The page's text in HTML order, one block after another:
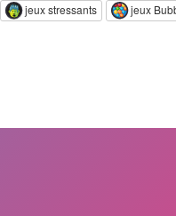
jeux stressants jeux